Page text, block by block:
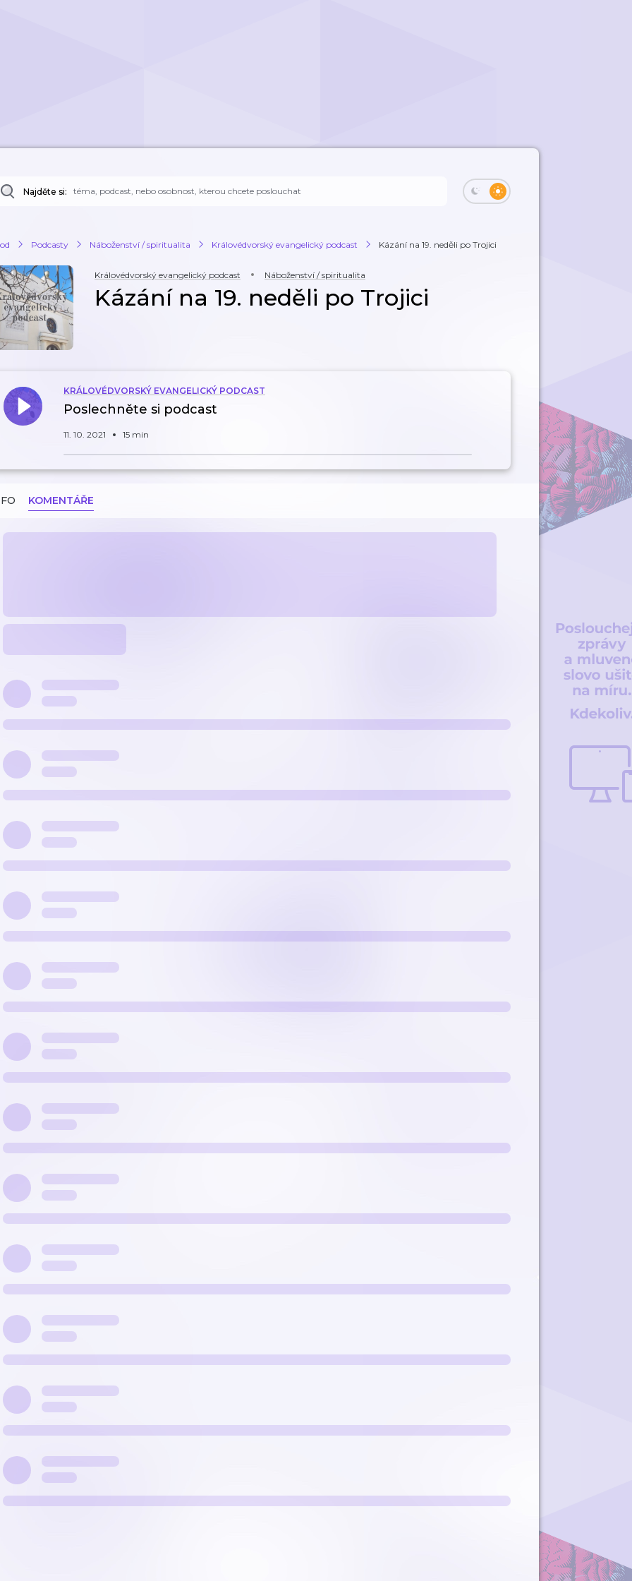
Najděte si:
Podcasty Náboženství / spiritualita Královédvorský evangelický podcast Kázání na 19. neděli po Trojici
Královédvorský evangelický podcast Náboženství / spiritualita
Kázání na 19. neděli po Trojici
KRÁLOVÉDVORSKÝ EVANGELICKÝ PODCAST
Poslechněte si podcast
11. 10. 2021 15 min
KOMENTÁŘE